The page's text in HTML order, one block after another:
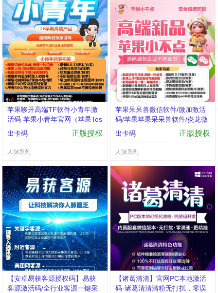
苹果哆开高端TF软件小青年激
活码-苹果小青年官网（苹果Tes
tflight下载码激活码通用版）微
信营销一键转发软件
出卡码 正版授权
人脉系列
苹果呆呆兽微信软件/微加激活
码/苹果苹果呆呆兽软件/炎龙微
商授权码/支持iOS15系统
出卡码 正版授权
人脉系列
【安卓易获客源授权码】易获
客源激活码/全行业客源一键采
【诸葛清清】官网PC本地激活
码-诸葛清清清粉无打扰，零误